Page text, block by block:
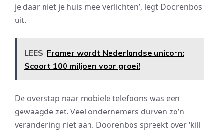
je daar niet je huis mee verlichten’, legt Doorenbos
uit.
LEES Framer wordt Nederlandse unicorn:
Scoort 100 miljoen voor groei!
De overstap naar mobiele telefoons was een
gewaagde zet. Veel ondernemers durven zo’n
verandering niet aan. Doorenbos spreekt over ‘kill